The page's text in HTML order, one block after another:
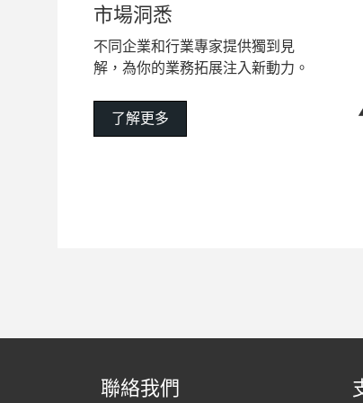
市場洞悉
不同企業和行業專家提供獨到見
解，為你的業務拓展注入新動力。
了解更多
聯絡我們